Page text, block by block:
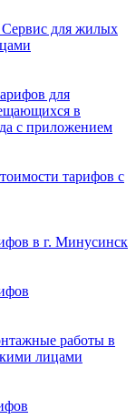
Сервис для жилых
для
в
с приложением
тарифов с
в г. Минусинск
работы в
лицами